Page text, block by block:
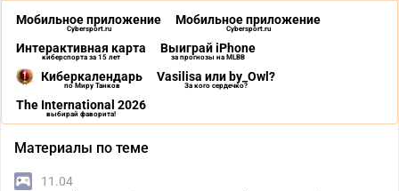
Мобильное приложение
Cybersport.ru
Мобильное приложение
Cybersport.ru
Интерактивная карта
киберспорта за 15 лет
Выиграй iPhone
за прогнозы на MLBB
Киберкалендарь
по Миру Танков
Vasilisa или by_Owl?
За кого сердечко?
The International 2026
выбирай фаворита!
Материалы по теме
11.04